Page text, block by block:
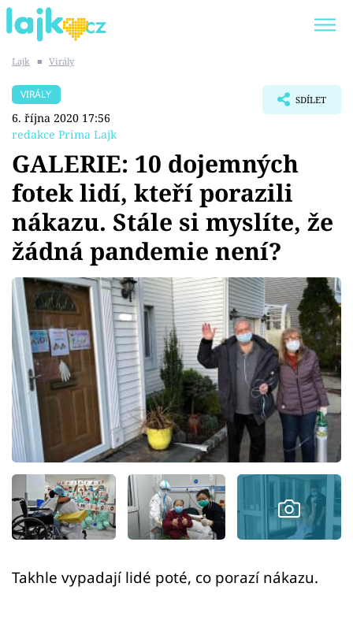
SHOPAHOLICADEL
Témata
Showbyznys
Youtubeři
Virály
Sex a vztahy
Videa
Sledujte prima+
Přihlášení
Sledujte nás
Lajk ■ Virály
VIRÁLY
6. října 2020 17:56
redakce Prima Lajk
SDÍLET
GALERIE: 10 dojemných
fotek lidí, kteří porazili
nákazu. Stále si myslíte, že
žádná pandemie není?
Takhle vypadají lidé poté, co porazí nákazu.